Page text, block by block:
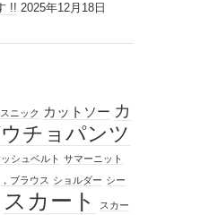
!! 2025年12月18日
ニック カットソー カ
チョパンツ
シュベルト サマーニット
ブラウス ショルダー シー
スカート スカー